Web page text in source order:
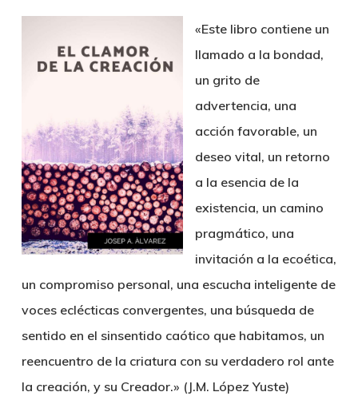
«Este libro contiene un
llamado a la bondad,
un grito de
advertencia, una
acción favorable, un
deseo vital, un retorno
a la esencia de la
existencia, un camino
pragmático, una
invitación a la ecoética,
un compromiso personal, una escucha inteligente de
voces eclécticas convergentes, una búsqueda de
sentido en el sinsentido caótico que habitamos, un
reencuentro de la criatura con su verdadero rol ante
la creación, y su Creador.» (J.M. López Yuste)